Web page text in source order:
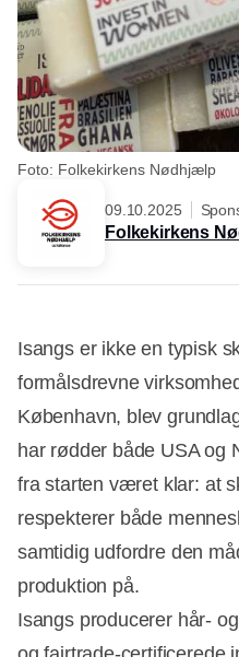
Foto: Folkekirkens Nødhjælp
09.10.2025
Folkekirkens
Isangs er ikke en typisk
formålsdrevne
København, blev
har rødder både USA og
fra starten været klar: at
respekterer både
samtidig udfordre den
produktion på.
Isangs producerer hår-